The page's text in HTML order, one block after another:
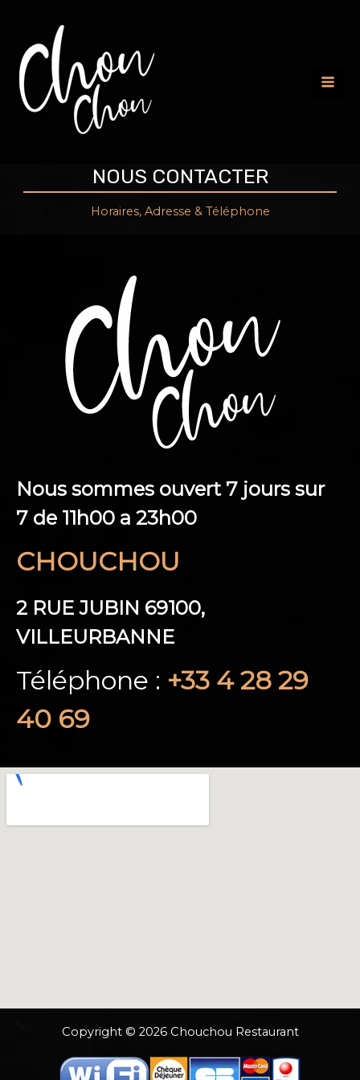
NOUS CONTACTER
Horaires, Adresse & Téléphone
Nous sommes ouvert 7 jours sur
7 de 11h00 a 23h00
CHOUCHOU
2 RUE JUBIN 69100,
VILLEURBANNE
Téléphone : +33 4 28 29
40 69
Copyright © 2026 Chouchou Restaurant